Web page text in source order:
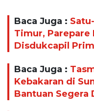
Baca Juga :
Timur, Parepare
Disdukcapil
Baca Juga :
Kebakaran di
Bantuan Segera